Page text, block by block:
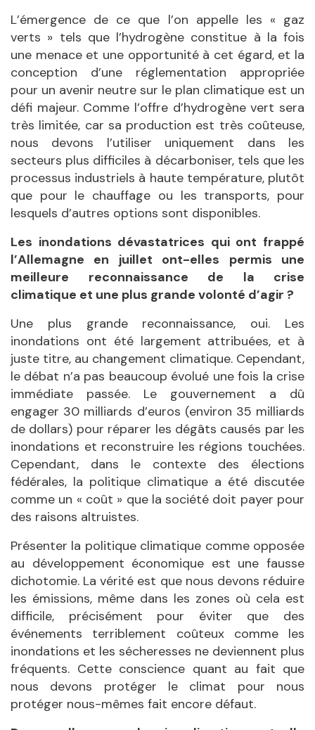
L’émergence de ce que l’on appelle les « gaz
verts » tels que l’hydrogène constitue à la fois
une menace et une opportunité à cet égard, et la
conception d’une réglementation appropriée
pour un avenir neutre sur le plan climatique est un
défi majeur. Comme l’offre d’hydrogène vert sera
très limitée, car sa production est très coûteuse,
nous devons l’utiliser uniquement dans les
secteurs plus difficiles à décarboniser, tels que les
processus industriels à haute température, plutôt
que pour le chauffage ou les transports, pour
lesquels d’autres options sont disponibles.
Les inondations dévastatrices qui ont frappé
l’Allemagne en juillet ont-elles permis une
meilleure reconnaissance de la crise
climatique et une plus grande volonté d’agir ?
Une plus grande reconnaissance, oui. Les
inondations ont été largement attribuées, et à
juste titre, au changement climatique. Cependant,
le débat n’a pas beaucoup évolué une fois la crise
immédiate passée. Le gouvernement a dû
engager 30 milliards d’euros (environ 35 milliards
de dollars) pour réparer les dégâts causés par les
inondations et reconstruire les régions touchées.
Cependant, dans le contexte des élections
fédérales, la politique climatique a été discutée
comme un « coût » que la société doit payer pour
des raisons altruistes.
Présenter la politique climatique comme opposée
au développement économique est une fausse
dichotomie. La vérité est que nous devons réduire
les émissions, même dans les zones où cela est
difficile, précisément pour éviter que des
événements terriblement coûteux comme les
inondations et les sécheresses ne deviennent plus
fréquents. Cette conscience quant au fait que
nous devons protéger le climat pour nous
protéger nous-mêmes fait encore défaut.